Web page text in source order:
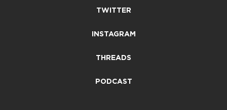
TWITTER
INSTAGRAM
THREADS
PODCAST